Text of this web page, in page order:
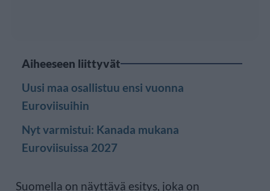
Aiheeseen liittyvät
Uusi maa osallistuu ensi vuonna
Euroviisuihin
Nyt varmistui: Kanada mukana
Euroviisuissa 2027
Suomella on näyttävä esitys, joka on